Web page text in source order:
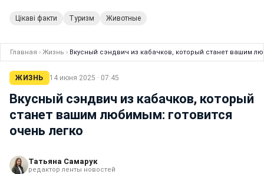
Цікаві факти Туризм Животные
Главная › Жизнь › Вкусный сэндвич из кабачков, который станет вашим
ЖИЗНЬ 14 июня 2025 · 07:45
Вкусный сэндвич из кабачков, который
станет вашим любимым: готовится
очень легко
Татьяна Самарук
редактор ленты новостей